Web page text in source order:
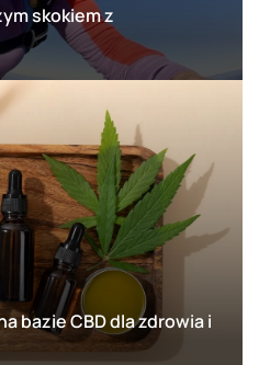
skokiem z
bazie CBD dla zdrowia i